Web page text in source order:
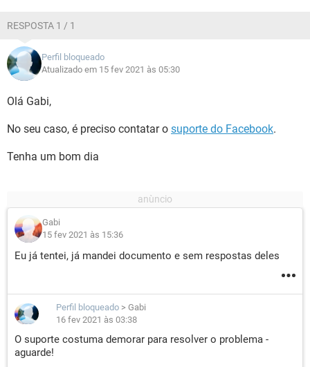
RESPOSTA 1 / 1
Perfil bloqueado
Atualizado em 15 fev 2021 às 05:30
Olá Gabi,
No seu caso, é preciso contatar o suporte do Facebook.
Tenha um bom dia
Gabi
15 fev 2021 às 15:36
Eu já tentei, já mandei documento e sem respostas deles
Perfil bloqueado > Gabi
16 fev 2021 às 03:38
O suporte costuma demorar para resolver o problema -
aguarde!